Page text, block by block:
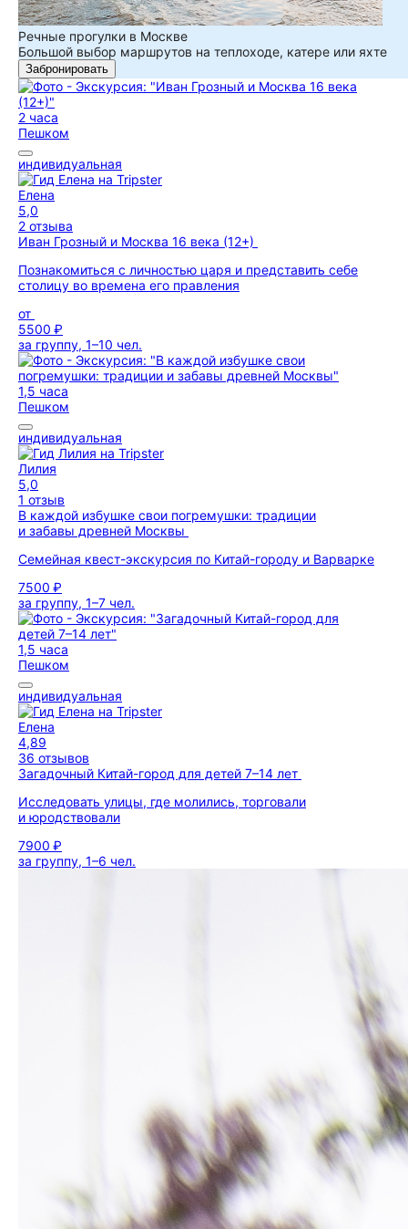
Речные прогулки в Москве
Большой выбор маршрутов на теплоходе, катере или яхте
Забронировать
2 часа
Пешком
индивидуальная
Елена
5,0
2 отзыва
Иван Грозный и Москва 16 века (12+)
Познакомиться с личностью царя и представить себе
столицу во времена его правления
от
5500 ₽
за группу, 1–10 чел.
1,5 часа
Пешком
индивидуальная
Лилия
5,0
1 отзыв
В каждой избушке свои погремушки: традиции
и забавы древней Москвы
Семейная квест-экскурсия по Китай-городу и Варварке
7500 ₽
за группу, 1–7 чел.
1,5 часа
Пешком
индивидуальная
Елена
4,89
36 отзывов
Загадочный Китай-город для детей 7–14 лет
Исследовать улицы, где молились, торговали
и юродствовали
7900 ₽
за группу, 1–6 чел.